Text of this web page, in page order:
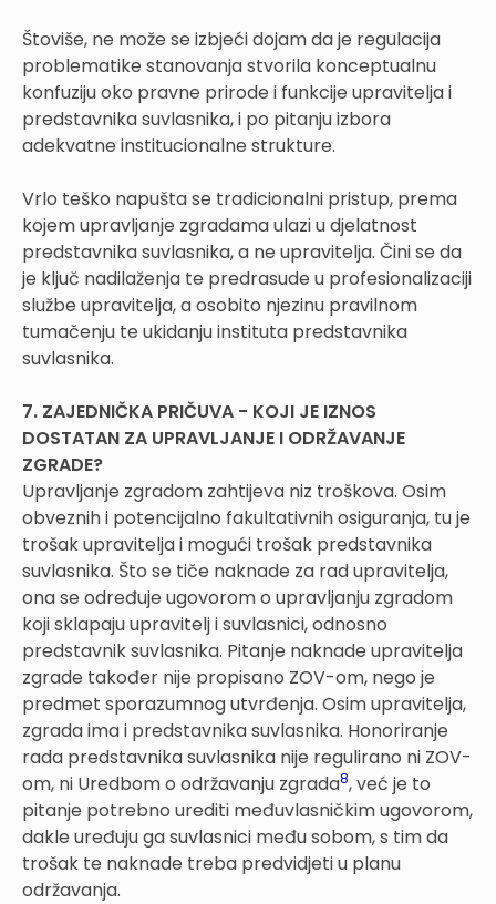
Štoviše, ne može se izbjeći dojam da je regulacija
problematike stanovanja stvorila konceptualnu
konfuziju oko pravne prirode i funkcije upravitelja i
predstavnika suvlasnika, i po pitanju izbora
adekvatne institucionalne strukture.
Vrlo teško napušta se tradicionalni pristup, prema
kojem upravljanje zgradama ulazi u djelatnost
predstavnika suvlasnika, a ne upravitelja. Čini se da
je ključ nadilaženja te predrasude u profesionalizaciji
službe upravitelja, a osobito njezinu pravilnom
tumačenju te ukidanju instituta predstavnika
suvlasnika.
7. ZAJEDNIČKA PRIČUVA - KOJI JE IZNOS
DOSTATAN ZA UPRAVLJANJE I ODRŽAVANJE
ZGRADE?
Upravljanje zgradom zahtijeva niz troškova. Osim
obveznih i potencijalno fakultativnih osiguranja, tu je
trošak upravitelja i mogući trošak predstavnika
suvlasnika. Što se tiče naknade za rad upravitelja,
ona se određuje ugovorom o upravljanju zgradom
koji sklapaju upravitelj i suvlasnici, odnosno
predstavnik suvlasnika. Pitanje naknade upravitelja
zgrade također nije propisano ZOV-om, nego je
predmet sporazumnog utvrđenja. Osim upravitelja,
zgrada ima i predstavnika suvlasnika. Honoriranje
rada predstavnika suvlasnika nije regulirano ni ZOV-
om, ni Uredbom o održavanju zgrada8, već je to
pitanje potrebno urediti međuvlasničkim ugovorom,
dakle uređuju ga suvlasnici među sobom, s tim da
trošak te naknade treba predvidjeti u planu
održavanja.